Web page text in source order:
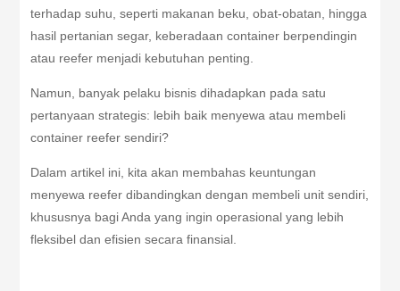
terhadap suhu, seperti makanan beku, obat-obatan, hingga
hasil pertanian segar, keberadaan container berpendingin
atau reefer menjadi kebutuhan penting.
Namun, banyak pelaku bisnis dihadapkan pada satu
pertanyaan strategis: lebih baik menyewa atau membeli
container reefer sendiri?
Dalam artikel ini, kita akan membahas keuntungan
menyewa reefer dibandingkan dengan membeli unit sendiri,
khususnya bagi Anda yang ingin operasional yang lebih
fleksibel dan efisien secara finansial.